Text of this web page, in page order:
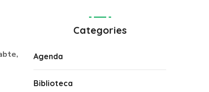
Categories
Agenda
Biblioteca